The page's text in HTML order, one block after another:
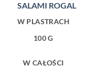
SALAMI ROGAL
W PLASTRACH
100 G
W CAŁOŚCI